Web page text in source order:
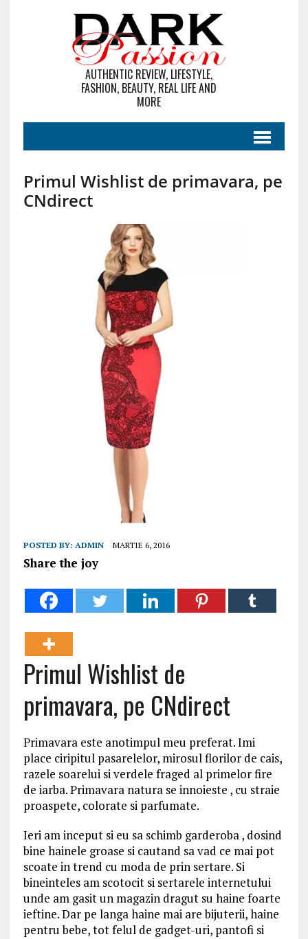
AUTHENTIC REVIEW, LIFESTYLE,
FASHION, BEAUTY, REAL LIFE AND
MORE
Primul Wishlist de primavara, pe
CNdirect
POSTED BY: ADMIN MARTIE 6, 2016
Share the joy
Primul Wishlist de
primavara, pe CNdirect
Primavara este anotimpul meu preferat. Imi
place ciripitul pasarelelor, mirosul florilor de cais,
razele soarelui si verdele fraged al primelor fire
de iarba. Primavara natura se innoieste , cu straie
proaspete, colorate si parfumate.
Ieri am inceput si eu sa schimb garderoba , dosind
bine hainele groase si cautand sa vad ce mai pot
scoate in trend cu moda de prin sertare. Si
bineinteles am scotocit si sertarele internetului
unde am gasit un magazin dragut su haine foarte
ieftine. Dar pe langa haine mai are bijuterii, haine
pentru bebe, tot felul de gadget-uri, pantofi si